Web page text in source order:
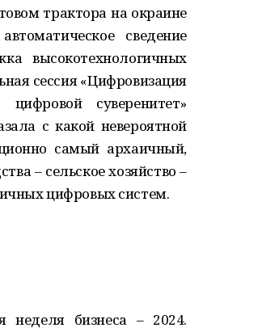
трактора на окраине
сведение
высокотехнологичных
сессия «Цифровизация
суверенитет»
с какой невероятной
самый архаичный,
– сельское хозяйство –
цифровых систем.
бизнеса – 2024.